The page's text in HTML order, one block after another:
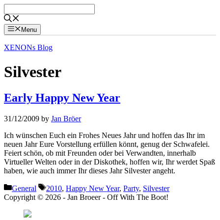
to
content
Menu
XENONs Blog
Silvester
Early Happy New Year
31/12/2009 by Jan Bröer
Ich wünschen Euch ein Frohes Neues Jahr und hoffen das Ihr im
neuen Jahr Eure Vorstellung erfüllen könnt, genug der Schwafelei.
Feiert schön, ob mit Freunden oder bei Verwandten, innerhalb
Virtueller Welten oder in der Diskothek, hoffen wir, Ihr werdet Spaß
haben, wie auch immer Ihr dieses Jahr Silvester angeht.
Categories
General Tags
2010, Happy New Year, Party, Silvester
Copyright © 2026 - Jan Broeer - Off With The Boot!